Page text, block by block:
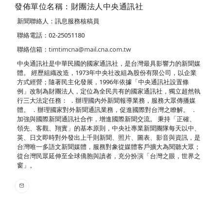
發佈單位名稱：財團法人中央通訊社
新聞聯絡人：訊息服務核稿員
聯絡電話：02-25051180
聯絡信箱： timtimcna@mail.cna.com.tw
中央通訊社是中華民國的國家通訊社，是台灣最具影響力的新聞媒
體。 經歷組織改造，1973年中央社改組為股份有限公司，以企業
方式經營；隨著民主化發展，1996年依據「中央通訊社設置條
例」改制為財團法人，定位為全民共有的國家通訊社，獨立超然執
行三大法定任務： ．辦理國內外新聞報導業務，服務大眾傳播媒
體。 ．辦理國家對外新聞通訊業務，促進國際對台灣之瞭解。 ．
加強與國際新聞通訊社合作，增進國際新聞交流。 秉持「正確、
領先、客觀、翔實」的基本原則，中央社專業新聞團隊每天以中、
英、日文即時對外發出上千則新聞、照片、圖表、影音與資訊，是
台灣唯一多語文新聞媒體，服務對象從媒體客戶擴大為閱聽大眾；
從台灣民眾延伸至全球僑胞與讀者，充分扮演「台灣之眼，世界之
窗」。